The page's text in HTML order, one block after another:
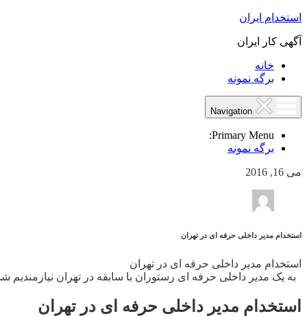
استخدام ایران
آگهی کار ایران
خانه
برگه نمونه
Primary Menu:
برگه نمونه
می 16, 2016
استخدام مدیر داخلی حرفه ای در تهران
استخدام مدیر داخلی حرفه ای در تهران
به یک مدیر داخلی حرفه ای رستوران با سابقه در تهران نیازمندیم شماره
استخدام مدیر داخلی حرفه ای در تهران